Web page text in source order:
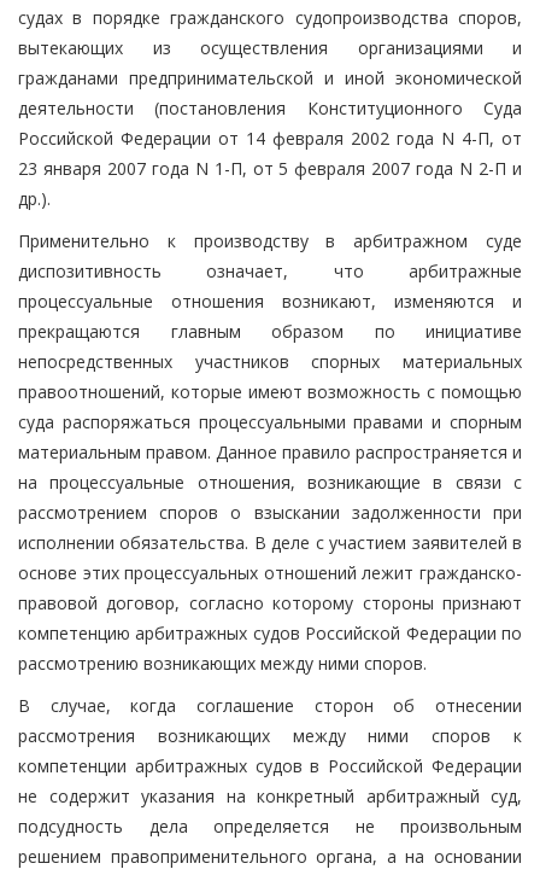
судах в порядке гражданского судопроизводства споров,
вытекающих из осуществления организациями и
гражданами предпринимательской и иной экономической
деятельности (постановления Конституционного Суда
Российской Федерации от 14 февраля 2002 года N 4-П, от
23 января 2007 года N 1-П, от 5 февраля 2007 года N 2-П и
др.).
Применительно к производству в арбитражном суде
диспозитивность означает, что арбитражные
процессуальные отношения возникают, изменяются и
прекращаются главным образом по инициативе
непосредственных участников спорных материальных
правоотношений, которые имеют возможность с помощью
суда распоряжаться процессуальными правами и спорным
материальным правом. Данное правило распространяется и
на процессуальные отношения, возникающие в связи с
рассмотрением споров о взыскании задолженности при
исполнении обязательства. В деле с участием заявителей в
основе этих процессуальных отношений лежит гражданско-
правовой договор, согласно которому стороны признают
компетенцию арбитражных судов Российской Федерации по
рассмотрению возникающих между ними споров.
В случае, когда соглашение сторон об отнесении
рассмотрения возникающих между ними споров к
компетенции арбитражных судов в Российской Федерации
не содержит указания на конкретный арбитражный суд,
подсудность дела определяется не произвольным
решением правоприменительного органа, а на основании